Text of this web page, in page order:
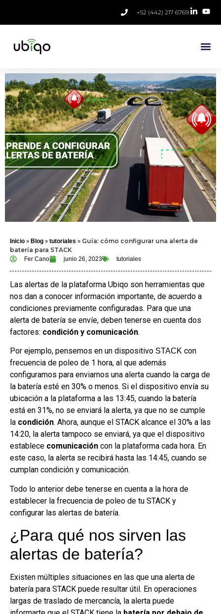
+52 (442) 217 6769
Inicio » Blog » tutoriales » Guía: cómo configurar una alerta de
batería para STACK
Fer Cano junio 26, 2023 tutoriales
Las alertas de la plataforma Ubiqo son herramientas que
nos dan a conocer información importante, de acuerdo a
condiciones previamente configuradas. Para que una
alerta de batería se envíe, deben tenerse en cuenta dos
factores: condición y comunicación.
Por ejemplo, pensemos en un dispositivo STACK con
frecuencia de poleo de 1 hora, al que además
configuramos para enviarnos una alerta cuando la carga de
la batería esté en 30% o menos. Si el dispositivo envía su
ubicación a la plataforma a las 13:45, cuando la batería
está en 31%, no se enviará la alerta, ya que no se cumple
la condición. Ahora, aunque el STACK alcance el 30% a las
14:20, la alerta tampoco se enviará, ya que el dispositivo
establece comunicación con la plataforma cada hora. En
este caso, la alerta se recibirá hasta las 14:45, cuando se
cumplan condición y comunicación.
Todo lo anterior debe tenerse en cuenta a la hora de
establecer la frecuencia de poleo de tu STACK y
configurar las alertas de batería.
¿Para qué nos sirven las
alertas de batería?
Existen múltiples situaciones en las que una alerta de
batería para STACK puede resultar útil. En operaciones
largas de traslado de mercancía, la alerta puede